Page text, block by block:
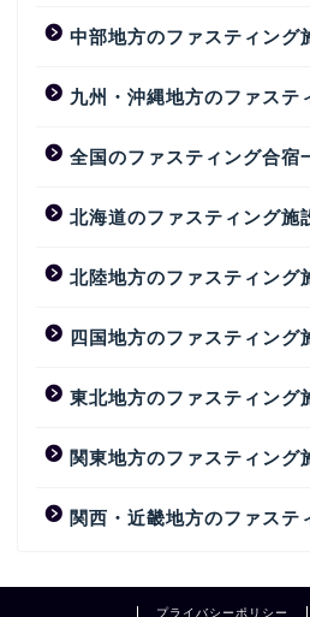
中部地方のファスティング
九州・沖縄地方のファステ
全国のファスティング合宿
北海道のファスティング施
北陸地方のファスティング
四国地方のファスティング
東北地方のファスティング
関東地方のファスティング
関西・近畿地方のファステ
プライバシーポリシー